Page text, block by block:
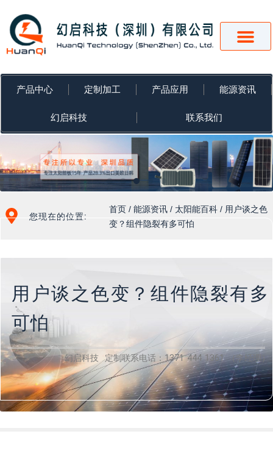
容
产品中心 定制加工 产品应用 能源资讯
幻启科技 联系我们
您现在的位置:
首页 /能源资讯 / 太阳能百科 / 用户谈之色
变？组件隐裂有多可怕
用户谈之色变？组件隐裂有多
可怕
幻启科技 定制联系电话：1371 444 1361 （李经理）